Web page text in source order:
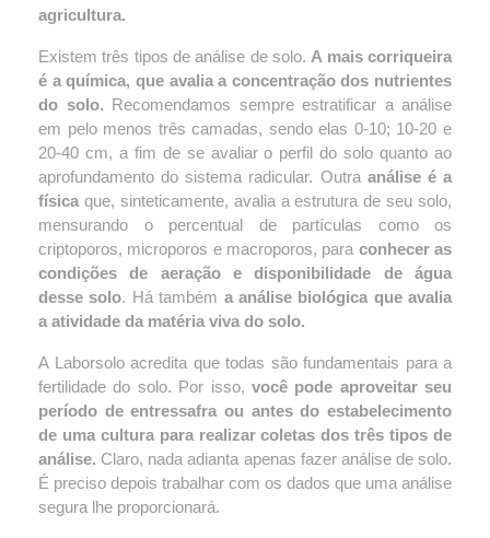
agricultura.
Existem três tipos de análise de solo. A mais corriqueira
é a química, que avalia a concentração dos nutrientes
do solo. Recomendamos sempre estratificar a análise
em pelo menos três camadas, sendo elas 0-10; 10-20 e
20-40 cm, a fim de se avaliar o perfil do solo quanto ao
aprofundamento do sistema radicular. Outra análise é a
física que, sinteticamente, avalia a estrutura de seu solo,
mensurando o percentual de partículas como os
criptoporos, microporos e macroporos, para conhecer as
condições de aeração e disponibilidade de água
desse solo. Há também a análise biológica que avalia
a atividade da matéria viva do solo.
A Laborsolo acredita que todas são fundamentais para a
fertilidade do solo. Por isso, você pode aproveitar seu
período de entressafra ou antes do estabelecimento
de uma cultura para realizar coletas dos três tipos de
análise. Claro, nada adianta apenas fazer análise de solo.
É preciso depois trabalhar com os dados que uma análise
segura lhe proporcionará.